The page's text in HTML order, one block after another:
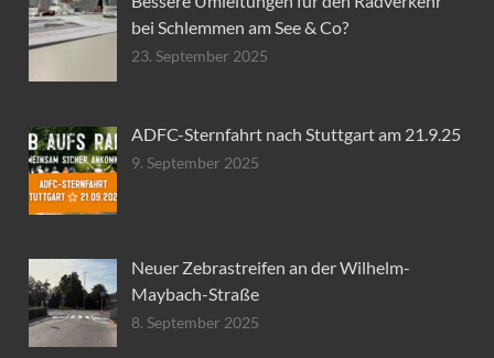
bei Schlemmen am See & Co?
23. September 2025
ADFC-Sternfahrt nach Stuttgart am 21.9.25
9. September 2025
Neuer Zebrastreifen an der Wilhelm-
Maybach-Straße
8. September 2025